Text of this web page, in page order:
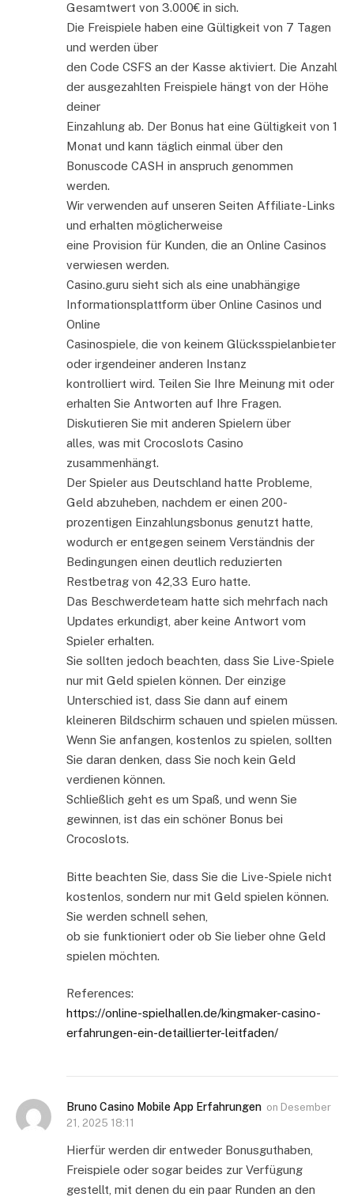
Gesamtwert von 3.000€ in sich.
Die Freispiele haben eine Gültigkeit von 7 Tagen
und werden über
den Code CSFS an der Kasse aktiviert. Die Anzahl
der ausgezahlten Freispiele hängt von der Höhe
deiner
Einzahlung ab. Der Bonus hat eine Gültigkeit von 1
Monat und kann täglich einmal über den
Bonuscode CASH in anspruch genommen
werden.
Wir verwenden auf unseren Seiten Affiliate-Links
und erhalten möglicherweise
eine Provision für Kunden, die an Online Casinos
verwiesen werden.
Casino.guru sieht sich als eine unabhängige
Informationsplattform über Online Casinos und
Online
Casinospiele, die von keinem Glücksspielanbieter
oder irgendeiner anderen Instanz
kontrolliert wird. Teilen Sie Ihre Meinung mit oder
erhalten Sie Antworten auf Ihre Fragen.
Diskutieren Sie mit anderen Spielern über
alles, was mit Crocoslots Casino
zusammenhängt.
Der Spieler aus Deutschland hatte Probleme,
Geld abzuheben, nachdem er einen 200-
prozentigen Einzahlungsbonus genutzt hatte,
wodurch er entgegen seinem Verständnis der
Bedingungen einen deutlich reduzierten
Restbetrag von 42,33 Euro hatte.
Das Beschwerdeteam hatte sich mehrfach nach
Updates erkundigt, aber keine Antwort vom
Spieler erhalten.
Sie sollten jedoch beachten, dass Sie Live-Spiele
nur mit Geld spielen können. Der einzige
Unterschied ist, dass Sie dann auf einem
kleineren Bildschirm schauen und spielen müssen.
Wenn Sie anfangen, kostenlos zu spielen, sollten
Sie daran denken, dass Sie noch kein Geld
verdienen können.
Schließlich geht es um Spaß, und wenn Sie
gewinnen, ist das ein schöner Bonus bei
Crocoslots.
Bitte beachten Sie, dass Sie die Live-Spiele nicht
kostenlos, sondern nur mit Geld spielen können.
Sie werden schnell sehen,
ob sie funktioniert oder ob Sie lieber ohne Geld
spielen möchten.
References:
https://online-spielhallen.de/kingmaker-casino-
erfahrungen-ein-detaillierter-leitfaden/
Bruno Casino Mobile App Erfahrungen on Desember
21, 2025 18:11
Hierfür werden dir entweder Bonusguthaben,
Freispiele oder sogar beides zur Verfügung
gestellt, mit denen du ein paar Runden an den